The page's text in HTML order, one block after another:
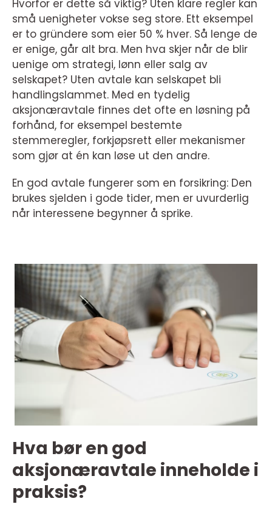
Hvorfor er dette så viktig? Uten klare regler kan
små uenigheter vokse seg store. Ett eksempel
er to gründere som eier 50 % hver. Så lenge de
er enige, går alt bra. Men hva skjer når de blir
uenige om strategi, lønn eller salg av
selskapet? Uten avtale kan selskapet bli
handlingslammet. Med en tydelig
aksjonæravtale finnes det ofte en løsning på
forhånd, for eksempel bestemte
stemmeregler, forkjøpsrett eller mekanismer
som gjør at én kan løse ut den andre.
En god avtale fungerer som en forsikring: Den
brukes sjelden i gode tider, men er uvurderlig
når interessene begynner å sprike.
Hva bør en god
aksjonæravtale inneholde i
praksis?